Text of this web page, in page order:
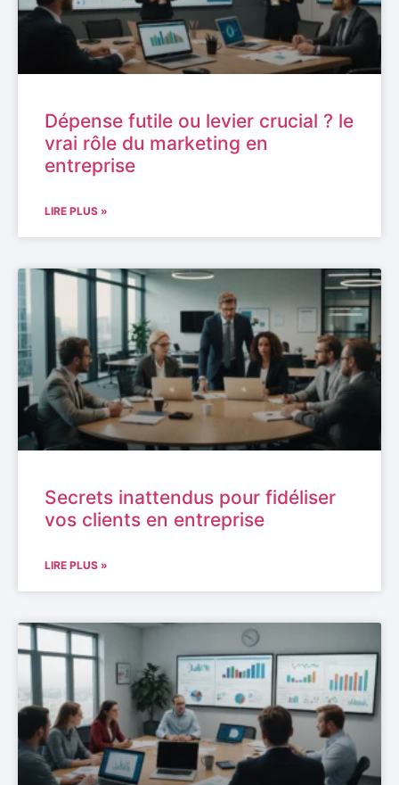
Dépense futile ou levier crucial ? le
vrai rôle du marketing en
entreprise
LIRE PLUS »
Secrets inattendus pour fidéliser
vos clients en entreprise
LIRE PLUS »